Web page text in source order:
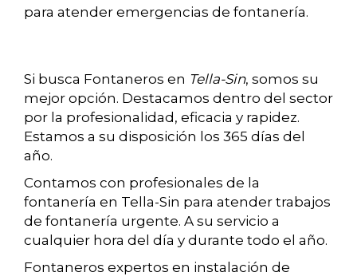
para atender emergencias de fontanería.
Si busca Fontaneros en Tella-Sin, somos su
mejor opción. Destacamos dentro del sector
por la profesionalidad, eficacia y rapidez.
Estamos a su disposición los 365 días del
año.
Contamos con profesionales de la
fontanería en Tella-Sin para atender trabajos
de fontanería urgente. A su servicio a
cualquier hora del día y durante todo el año.
Fontaneros expertos en instalación de